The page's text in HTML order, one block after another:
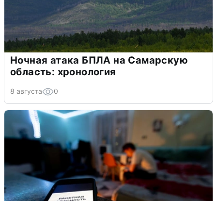
Ночная атака БПЛА на Самарскую
область: хронология
8 августа 0